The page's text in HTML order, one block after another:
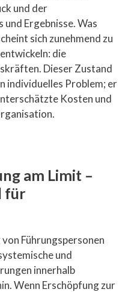
und der
Ergebnisse. Was
sich zunehmend zu
die
Dieser Zustand
individuelles Problem; er
Kosten und
am Limit –
für
Führungspersonen
und
innerhalb
Wenn Erschöpfung zur